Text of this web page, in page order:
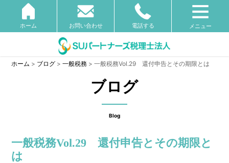
ホーム お問い合わせ 電話する メニュー
ホーム > ブログ >一般税務 >一般税務Vol.29 還付申告とその期限とは
ブログ
Blog
一般税務Vol.29 還付申告とその期限と
は